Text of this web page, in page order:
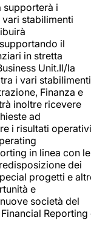
supporterà i
stabilimenti
il
in stretta
Unit.Il/la
i vari stabilimenti
Finanza e
inoltre ricevere
ad
i risultati operativi
in linea con le
dei
progetti e
e
società del
Reporting